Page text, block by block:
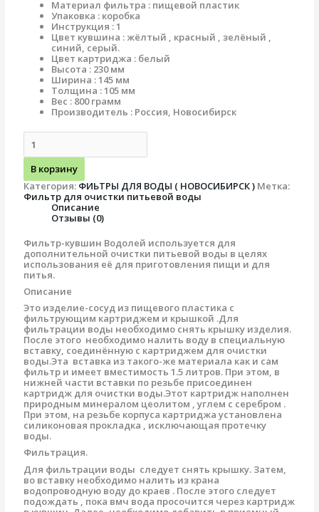
Материал фильтра : пищевой пластик
Упаковка : коробка
Инструкция : 1
Цвет кувшина : жёлтый , красный , зелёный ,
синий, серый.
Цвет картриджа : белый
Высота : 230 мм
Ширина : 145 мм
Толщина : 105 мм
Вес : 800 грамм
Производитель : Россия, Новосибирск
В корзину
Категория: ФИЬТРЫ ДЛЯ ВОДЫ ( НОВОСИБИРСК ) Метка:
Фильтр для очистки питьевой воды
Описание
Отзывы (0)
Фильтр-кувшин Водолей используется для
дополнительной очистки питьевой воды в целях
использования её для приготовления пищи и для
питья.
Описание
Это изделие-сосуд из пищевого пластика с
фильтрующим картриджем и крышкой .Для
фильтрации воды необходимо снять крышку изделия.
После этого необходимо налить воду в специальную
вставку, соединённую с картриджем для очистки
воды.Эта вставка из такого-же материала как и сам
фильтр и имеет вместимость 1.5 литров. При этом, в
нижней части вставки по резьбе присоединен
картридж для очистки воды.Этот картридж наполнен
природным минералом цеолитом , углем с серебром .
При этом, на резьбе корпуса картриджа установлена
силиконовая прокладка , исключающая протечку
воды.
Фильтрация.
Для фильтрации воды следует снять крышку. Затем,
во вставку необходимо налить из крана
водопроводную воду до краев . После этого следует
подождать , пока вмч вода просочится через картридж